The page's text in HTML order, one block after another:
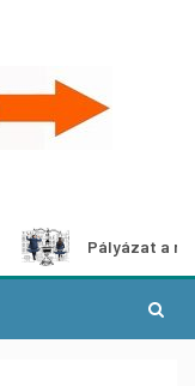
Pályázat a nemek